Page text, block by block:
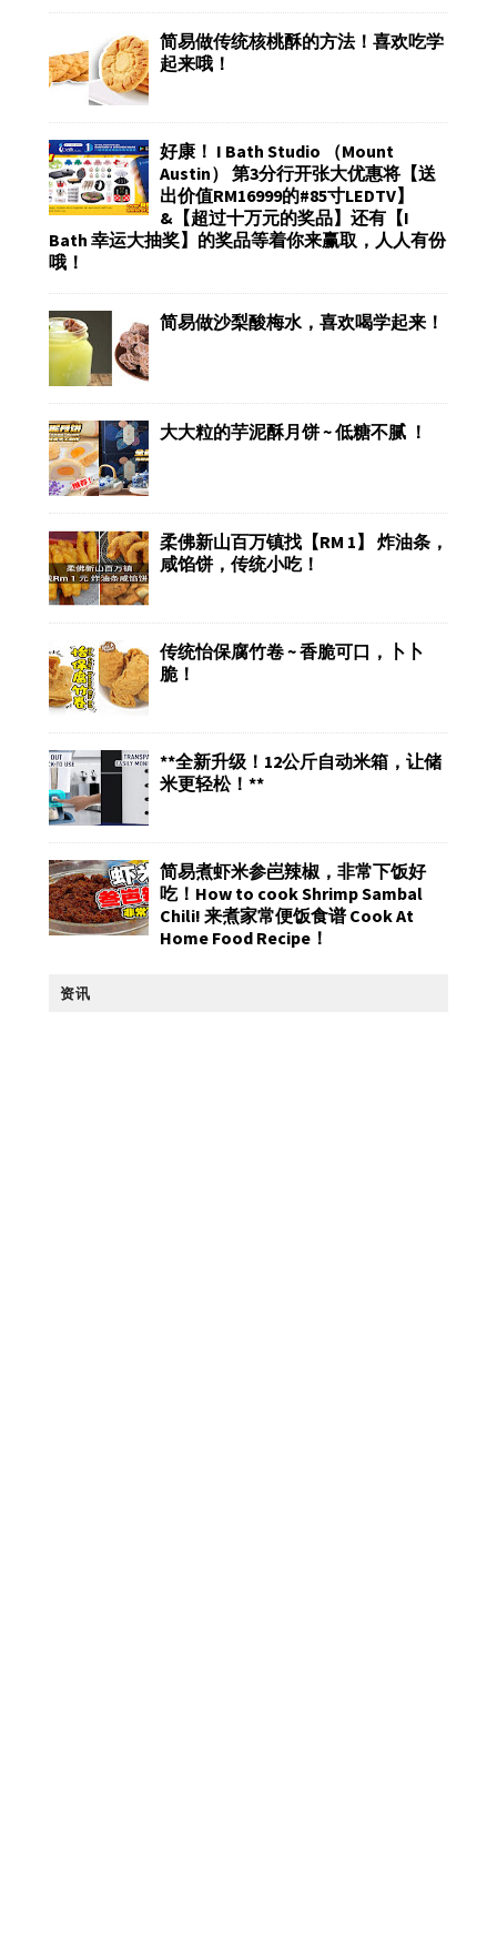
简易做传统核桃酥的方法！喜欢吃学
起来哦！
好康！ I Bath Studio （Mount
Austin） 第3分行开张大优惠将【送
出价值RM16999的#85寸LEDTV】
&【超过十万元的奖品】还有【I
Bath 幸运大抽奖】的奖品等着你来赢取，人人有份
哦！
简易做沙梨酸梅水，喜欢喝学起来！
大大粒的芋泥酥月饼 ~ 低糖不腻 ！
柔佛新山百万镇找【RM 1】 炸油条，
咸馅饼，传统小吃！
传统怡保腐竹卷 ~ 香脆可口，卜卜
脆！
**全新升级！12公斤自动米箱，让储
米更轻松！**
简易煮虾米参岜辣椒，非常下饭好
吃！How to cook Shrimp Sambal
Chili! 来煮家常便饭食谱 Cook At
Home Food Recipe！
资讯